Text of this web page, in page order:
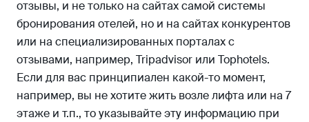
отзывы, и не только на сайтах самой системы
бронирования отелей, но и на сайтах конкурентов
или на специализированных порталах с
отзывами, например, Tripadvisor или Tophotels.
Если для вас принципиален какой-то момент,
например, вы не хотите жить возле лифта или на 7
этаже и т.п., то указывайте эту информацию при